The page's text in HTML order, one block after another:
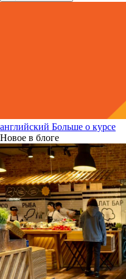
английский Больше о курсе
Новое в блоге